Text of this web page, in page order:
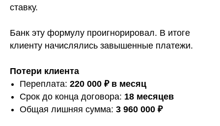
ставку.
Банк эту формулу проигнорировал. В итоге
клиенту начислялись завышенные платежи.
Потери клиента
Переплата: 220 000 ₽ в месяц
Срок до конца договора: 18 месяцев
Общая лишняя сумма: 3 960 000 ₽